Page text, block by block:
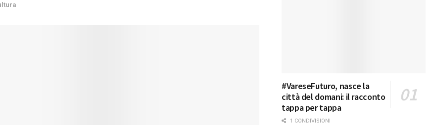
#VareseFuturo, nasce la
città del domani: il racconto
tappa per tappa
1 CONDIVISIONI